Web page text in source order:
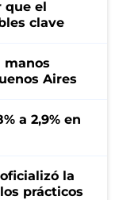
que el
clave
manos
Aires
a 2,9% en
la
prácticos